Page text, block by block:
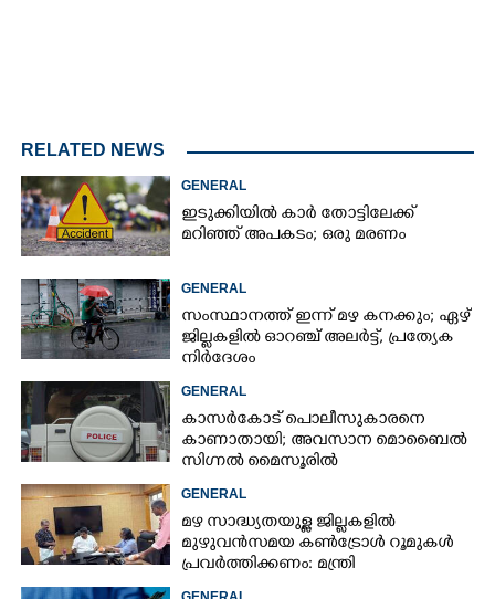
RELATED NEWS
GENERAL
ഇടുക്കിയിൽ കാർ തോട്ടിലേക്ക്
മറിഞ്ഞ് അപകടം; ഒരു മരണം
GENERAL
സംസ്ഥാനത്ത് ഇന്ന് മഴ കനക്കും; ഏഴ്
ജില്ലകളിൽ ഓറഞ്ച് അലർട്ട്, പ്രത്യേക
നിർദേശം
GENERAL
കാസർകോട് പൊലീസുകാരനെ
കാണാതായി; അവസാന മൊബൈൽ
സിഗ്നൽ മൈസൂരിൽ
GENERAL
മഴ സാദ്ധ്യതയുള്ള ജില്ലകളിൽ
മുഴുവൻസമയ കൺട്രോൾ റൂമുകൾ
പ്രവർത്തിക്കണം: മന്ത്രി